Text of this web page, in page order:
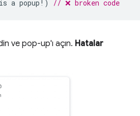
is a popup ! ) // ❌ broken code
ve pop-up'ı açın. Hatalar